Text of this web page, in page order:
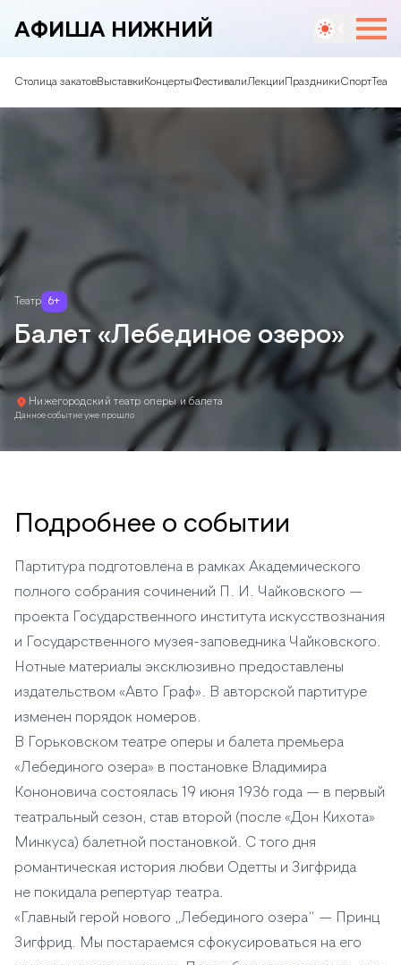
АФИША НИЖНИЙ
Столица закатовВыставкиКонцертыФестивалиЛекции ПраздникиСпорт
Театр 6+
Балет «Лебединое озеро»
Нижегородский театр оперы и балета
Данное событие уже прошло
Подробнее о событии
Партитура подготовлена в рамках Академического
полного собрания сочинений П. И. Чайковского —
проекта Государственного института искусствознания
и Государственного музея-заповедника Чайковского.
Нотные материалы эксклюзивно предоставлены
издательством «Авто Граф». В авторской партитуре
изменен порядок номеров.
В Горьковском театре оперы и балета премьера
«Лебединого озера» в постановке Владимира
Кононовича состоялась 19 июня 1936 года — в первый
театральный сезон, став второй (после «Дон Кихота»
Минкуса) балетной постановкой. С того дня
романтическая история любви Одетты и Зигфрида
не покидала репертуар театра.
«Главный герой нового „Лебединого озера“ — Принц
Зигфрид. Мы постараемся сфокусироваться на его